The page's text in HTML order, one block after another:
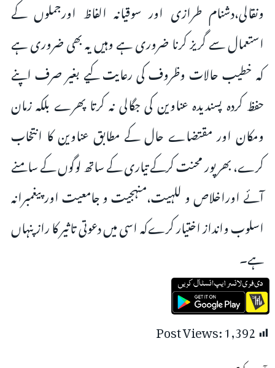
ونقالی،دشنام طرازی اور سوقیانہ الفاظ اورجملوں کے
استعمال سے گریز کرنا ضروری ہے وہیں یہ بھی ضروری ہے
کہ خطیب حالات وظروف کی رعایت کیے بغیر صرف اپنے
حفظ کردہ پسندیدہ عناوین کی جگالی نہ کرتا پھرے بلکہ زمان
ومکان اور مقتضاے حال کے مطابق عناوین کا انتخاب
کرے، بھرپور محنت کرکے تیاری کے ساتھ لوگوں کے سامنے
آئے اوراخلاص و للہیت،منہجیت و جامعیت اور پیغمبرانہ
اسلوب وانداز اختیار کرےکہ اسی میں دعوتی تاثیر کا راز پنہاں
ہے۔
Post Views:1,392